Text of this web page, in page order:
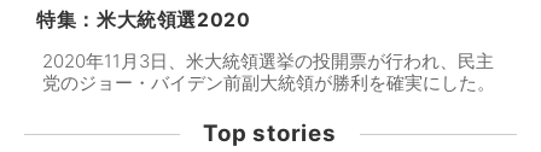
特集：米大統領選2020
2020年11月3日、米大統領選挙の投開票が行われ、民主
党のジョー・バイデン前副大統領が勝利を確実にした。
Top stories